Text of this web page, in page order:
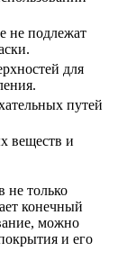
не подлежат
для
путей
веществ и
не только
конечный
можно
и его